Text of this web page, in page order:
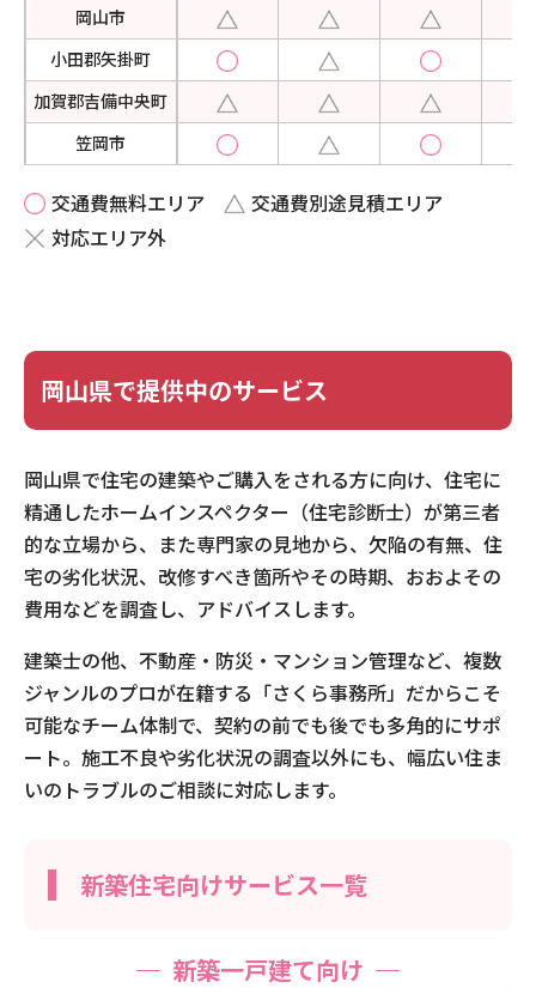
採用情報
岡山市
小田郡矢掛町
加賀郡吉備中央町
笠岡市
勝田郡奈義町
倉敷市
瀬戸内市
総社市
高梁市
玉野市
都窪郡早島町
津山市
苫田郡鏡野町
新見市
備前市
真庭郡新庄村
和気郡和気町
交通費無料エリア
交通費別途見積エリア
対応エリア外
岡山県で提供中のサービス
岡山県で住宅の建築やご購入をされる方に向け、住宅に
精通したホームインスペクター（住宅診断士）が第三者
的な立場から、また専門家の見地から、欠陥の有無、住
宅の劣化状況、改修すべき箇所やその時期、おおよその
費用などを調査し、アドバイスします。
建築士の他、不動産・防災・マンション管理など、複数
ジャンルのプロが在籍する「さくら事務所」だからこそ
可能なチーム体制で、契約の前でも後でも多角的にサポ
ート。施工不良や劣化状況の調査以外にも、幅広い住ま
いのトラブルのご相談に対応します。
新築住宅向けサービス一覧
新築一戸建て向け